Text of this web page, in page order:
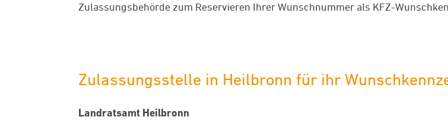
Zulassungsbehörde zum Reservieren Ihrer Wunschnummer als KFZ-
Zulassungsstelle in Heilbronn für ihr
Landratsamt Heilbronn